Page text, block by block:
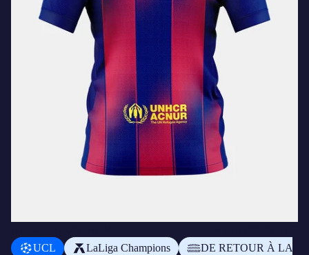
UCL
LaLiga Champions
DE RETOUR À LA